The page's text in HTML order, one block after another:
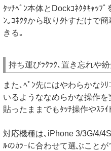
ﾀｯﾁﾍﾟﾝ本体とDockｺﾈｸﾀｷｬｯﾌ
ﾝ｡ｺﾈｸﾀから取り外すだけで
きる｡
持ち運びﾗｸﾗｸ､置き忘れや
また､ﾍﾟﾝ先にはやわらかなｼ
いるようななめらかな操作を
貼ったままでもﾀｯﾁ操作やｽﾗ
対応機種は､iPhone 3/3G/4/
ﾙのｶﾗｰに合わせて選ぶこと